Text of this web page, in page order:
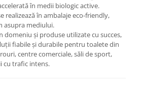
în medii biologic active.
realizează în ambalaje eco-friendly,
asupra mediului.
domeniu și produse utilizate cu succes,
fiabile și durabile pentru toalete din
centre comerciale, săli de sport,
cu trafic intens.